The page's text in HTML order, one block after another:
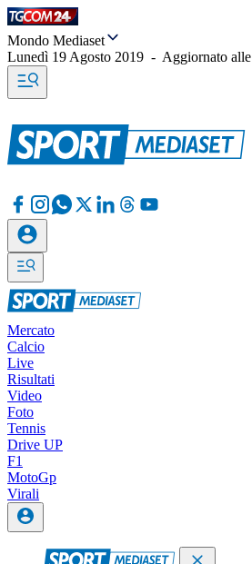
Mondo Mediaset
Lunedì 19 Agosto 2019 - Aggiornato alle
Mercato
Calcio
Live
Risultati
Video
Foto
Tennis
Drive UP
F1
MotoGp
Virali